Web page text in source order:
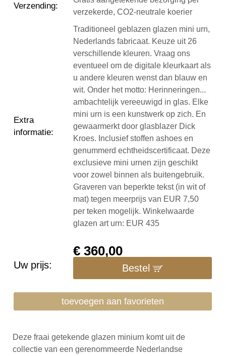
Verzending:
verzekerde, CO2-neutrale koerier
Extra
informatie:
Traditioneel geblazen glazen mini urn,
Nederlands fabricaat. Keuze uit 26
verschillende kleuren. Vraag ons
eventueel om de digitale kleurkaart als
u andere kleuren wenst dan blauw en
wit. Onder het motto: Herinneringen...
ambachtelijk vereeuwigd in glas. Elke
mini urn is een kunstwerk op zich. En
gewaarmerkt door glasblazer Dick
Kroes. Inclusief stoffen ashoes en
genummerd echtheidscertificaat. Deze
exclusieve mini urnen zijn geschikt
voor zowel binnen als buitengebruik.
Graveren van beperkte tekst (in wit of
mat) tegen meerprijs van EUR 7,50
per teken mogelijk. Winkelwaarde
glazen art urn: EUR 435
Uw prijs:
€360,00
Bestel
toevoegen aan favorieten
Deze fraai getekende glazen miniurn komt uit de
collectie van een gerenommeerde Nederlandse